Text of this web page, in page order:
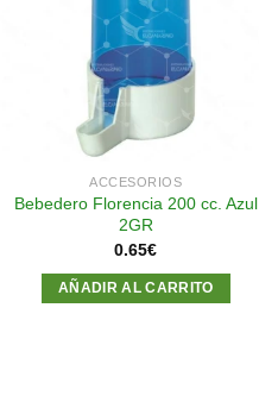
ACCESORIOS
Bebedero Florencia 200 cc. Azul
2GR
0.65€
AÑADIR AL CARRITO